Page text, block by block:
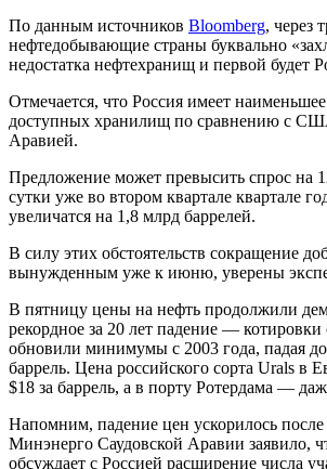
По данным источников Bloomberg, через
нефтедобывающие страны буквально
недостатка нефтехранищ и первой будет
Отмечается, что Россия имеет
доступных хранилищ по сравнению с
Аравией.
Предложение может превысить спрос на
сутки уже во втором квартале квартале
увеличатся на 1,8 млрд баррелей.
В силу этих обстоятельств сокращение
вынужденным уже к июню, уверены
В пятницу цены на нефть продолжили
рекордное за 20 лет падение — котировки
обновили минимумы с 2003 года, падая до
баррель. Цена российского сорта Urals в
$18 за баррель, а в порту Ротердама —
Напомним, падение цен ускорилось после
Минэнерго Саудовской Аравии заявило,
обсуждает с Россией расширение числа